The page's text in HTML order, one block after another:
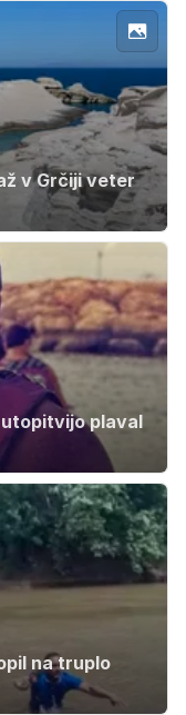
v Grčiji veter
plaval
na truplo